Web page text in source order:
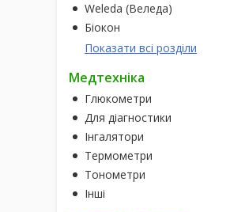
Weleda (Веледа)
Біокон
Показати всі розділи
Медтехніка
Глюкометри
Для діагностики
Інгалятори
Термометри
Тонометри
Інші